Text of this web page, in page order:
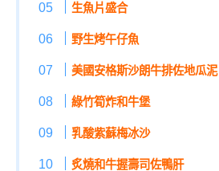
生魚片盛合
野生烤午仔魚
美國安格斯沙朗牛排佐地瓜泥
綠竹筍炸和牛堡
乳酸紫蘇梅冰沙
炙燒和牛握壽司佐鴨肝